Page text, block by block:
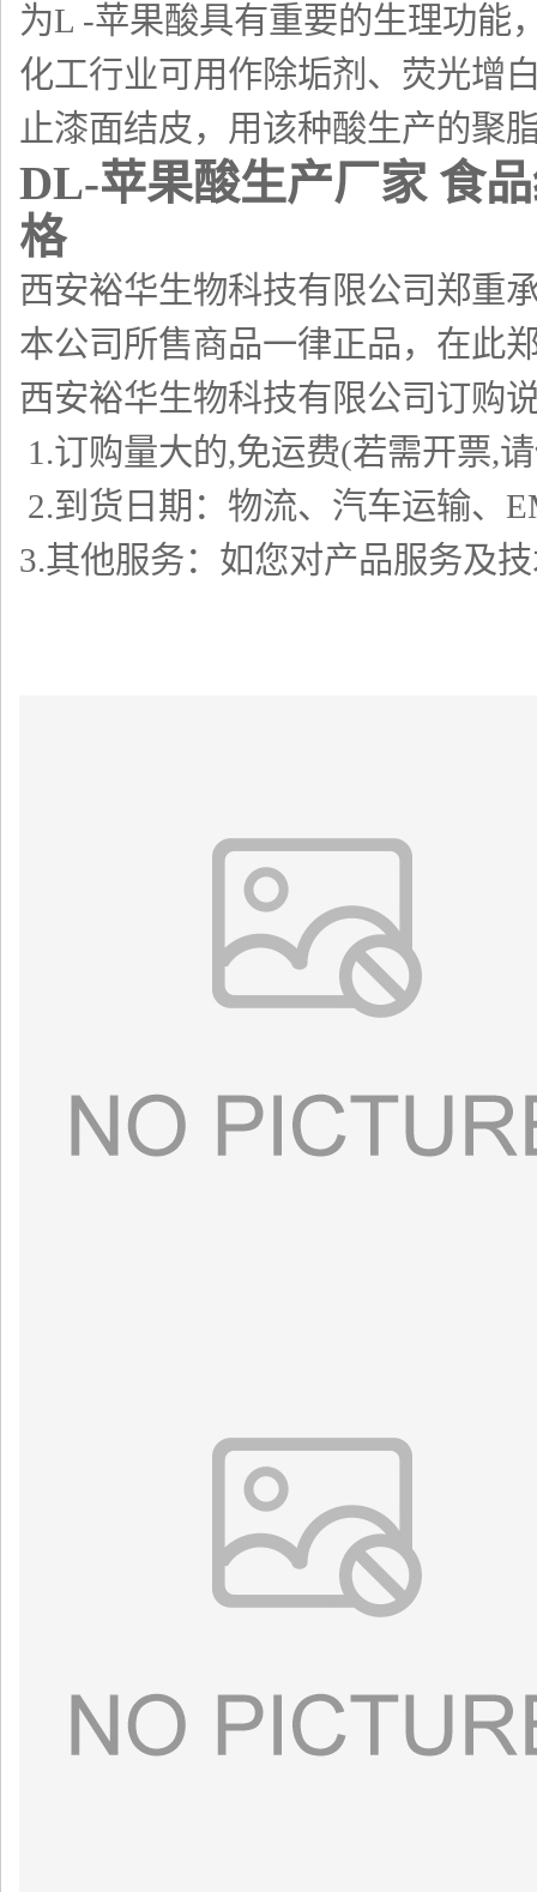
为L -苹果酸具有重要的生理功能
化工行业可用作除垢剂、荧光增
止漆面结皮，用该种酸生产的聚
DL-苹果酸生产厂家 食
格
西安裕华生物科技有限公司郑重
本公司所售商品一律正品，在此
西安裕华生物科技有限公司订购
1.订购量大的,免运费(若需开票,
2.到货日期：物流、汽车运输、
3.其他服务：如您对产品服务及